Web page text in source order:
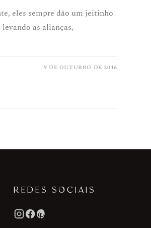
eles sempre dão um jeitinho
as alianças,
9 DE OUTUBRO DE 2016
REDES SOCIAIS